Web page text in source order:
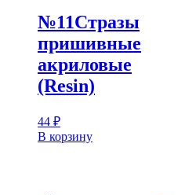
№11Стразы
пришивные
акриловые
(Resin)
44 ₽
В корзину